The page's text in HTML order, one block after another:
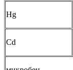
Hg
Cd